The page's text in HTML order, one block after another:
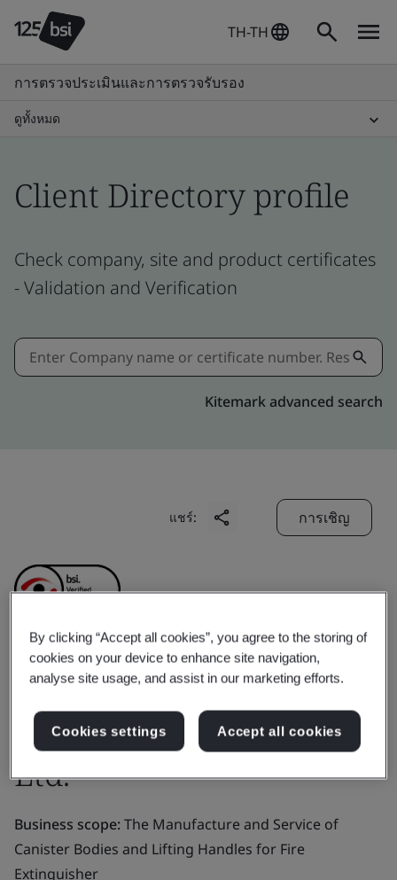
TH-TH
การตรวจประเมินและการตรวจรับรอง
ดูทั้งหมด
Client Directory profile
Check company, site and product certificates
- Validation and Verification
Kitemark advanced search
แชร์: การเชิญ
Ningbo Yuanfeng Fire
Control Equipment Co.,
Ltd.
Business scope:The Manufacture and Service of
Canister Bodies and Lifting Handles for Fire
Extinguisher
By clicking “Accept all cookies”, you agree to the storing of
cookies on your device to enhance site navigation,
analyse site usage, and assist in our marketing efforts.
Cookies settings Accept all cookies